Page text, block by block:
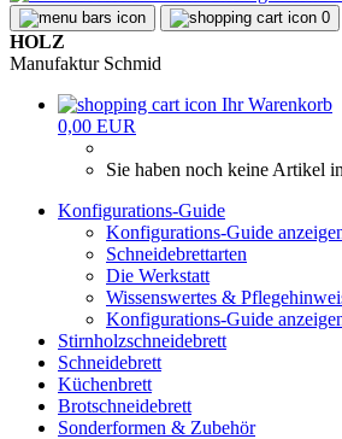
0
HOLZ
Manufaktur Schmid
Ihr Warenkorb
0,00 EUR
Sie haben noch keine Artikel
Konfigurations-Guide
Konfigurations-Guide
Schneidebrettarten
Die Werkstatt
Wissenswertes &
Konfigurations-Guide
Stirnholzschneidebrett
Schneidebrett
Küchenbrett
Brotschneidebrett
Sonderformen & Zubehör